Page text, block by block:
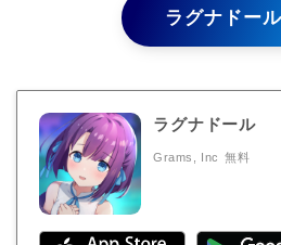
ラグナドー
ラグナドール
Grams, Inc 無料